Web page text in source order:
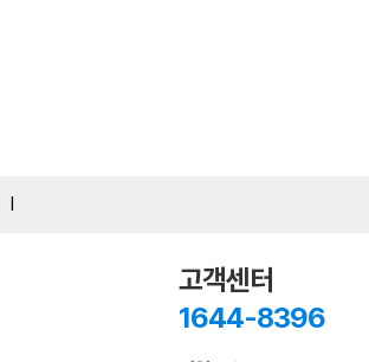
고객센터
1644-8396